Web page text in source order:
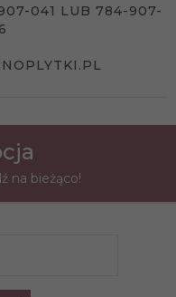
041 LUB 784-907-
na bieżąco!